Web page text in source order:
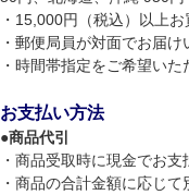
・15,000円（税込）以上
・郵便局員が対面でお届け
・時間帯指定をご希望いた
お支払い方法
●商品代引
・商品受取時に現金でお支
・商品の合計金額に応じ